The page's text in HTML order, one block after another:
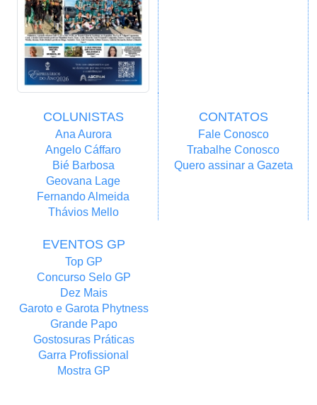
COLUNISTAS
Ana Aurora
Angelo Cáffaro
Bié Barbosa
Geovana Lage
Fernando Almeida
Thávios Mello
CONTATOS
Fale Conosco
Trabalhe Conosco
Quero assinar a Gazeta
EVENTOS GP
Top GP
Concurso Selo GP
Dez Mais
Garoto e Garota Phytness
Grande Papo
Gostosuras Práticas
Garra Profissional
Mostra GP